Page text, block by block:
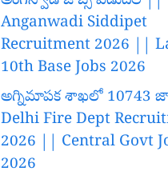
Anganwadi Siddipet
Recruitment 2026 ||
10th Base Jobs 2026
అగ్నిమాపక శాఖలో 10743
Delhi Fire Dept
2026 || Central Govt
2026